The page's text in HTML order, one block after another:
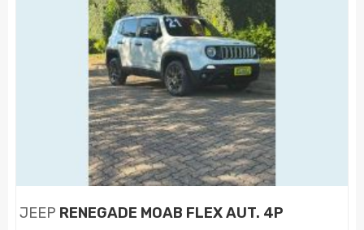
JEEP RENEGADE MOAB FLEX AUT. 4P